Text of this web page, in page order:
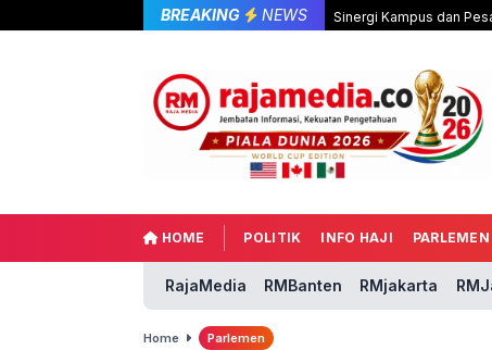
BREAKING NEWS Sinergi Kampus dan
HOME POLITIK INFO HAJI PARLEMEN
RajaMedia RMBanten RMjakarta
Home Parlemen